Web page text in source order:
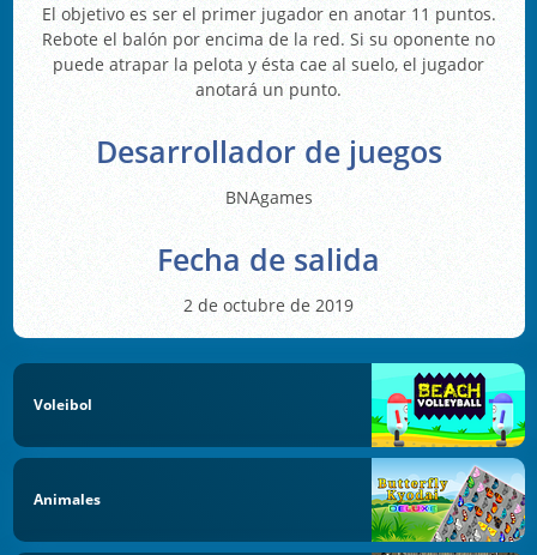
El objetivo es ser el primer jugador en anotar 11 puntos.
Rebote el balón por encima de la red. Si su oponente no
puede atrapar la pelota y ésta cae al suelo, el jugador
anotará un punto.
Desarrollador de juegos
BNAgames
Fecha de salida
2 de octubre de 2019
Voleibol
Animales